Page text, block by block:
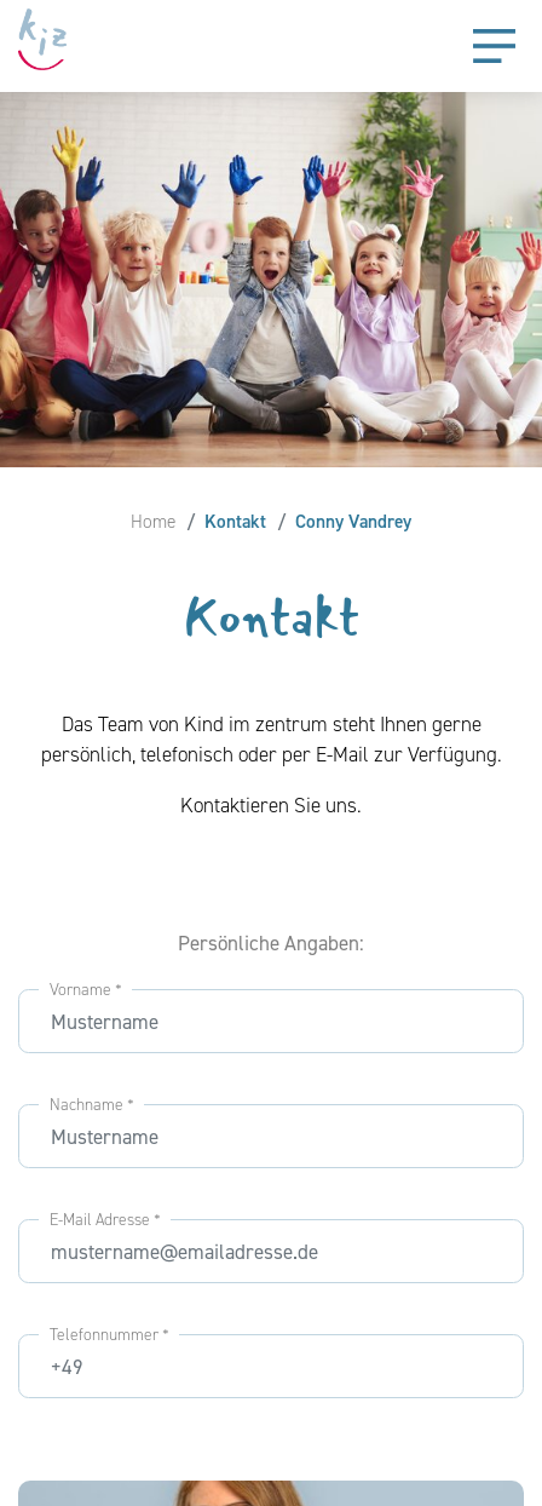
Home Kontakt Conny Vandrey
Kontakt
Das Team von Kind im zentrum steht Ihnen gerne
persönlich, telefonisch oder per E-Mail zur Verfügung.
Kontaktieren Sie uns.
Persönliche Angaben:
Vorname *
Nachname *
E-Mail Adresse *
Telefonnummer *